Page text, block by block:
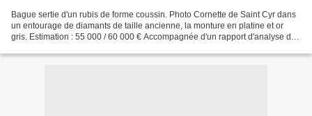
Bague sertie d'un rubis de forme coussin. Photo Cornette de Saint Cyr dans
un entourage de diamants de taille ancienne, la monture en platine et or
gris. Estimation : 55 000 / 60 000 € Accompagnée d'un rapport d'analyse du